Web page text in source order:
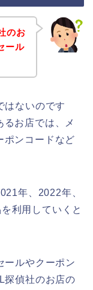
のお
ール
はないのです
お店では、メ
ポンコードなど
年、2022年、
利用していくと
ールやクーポン
探偵社のお店の